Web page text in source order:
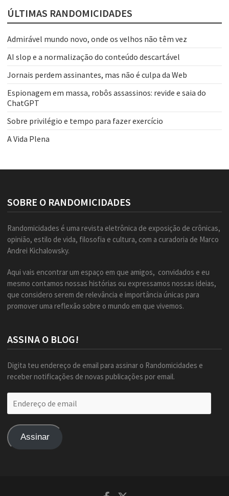
ÚLTIMAS RANDOMICIDADES
Admirável mundo novo, onde os velhos não têm vez
AI slop e a normalização do conteúdo descartável
Jornais perdem assinantes, mas não é culpa da Web
Espionagem em massa, robôs assassinos: revide e saia do
ChatGPT
Sobre privilégio e tempo para fazer exercício
A Vida Plena
SOBRE O RANDOMICIDADES
Randomicidades é uma revista eletrônica de exposição de crônicas,
opinião, estilo de vida, filosofia e cultura, com a curadoria de Marco
Andrei Kichalowsky.
Aqui vais encontrar um espaço em que amigos, convidados e eu
mesmo contamos nossas histórias ou expressamos nossas ideias,
que considero serem de relevância e importância únicas para
promover uma reflexão sobre o mundo em que vivemos.
ASSINA O BLOG!
Digita teu endereço de email para assinar o Randomicidades e
receber notificações de novas publicações por email.
de
Assinar